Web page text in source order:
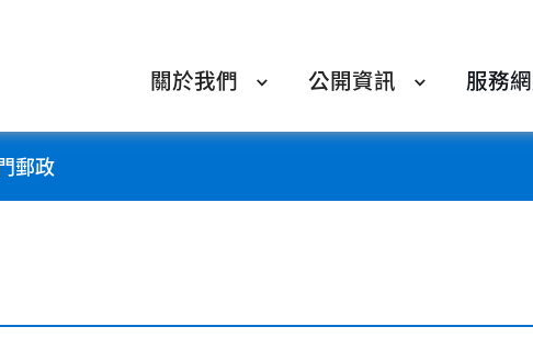
關於我們 公開資訊 服務
郵政